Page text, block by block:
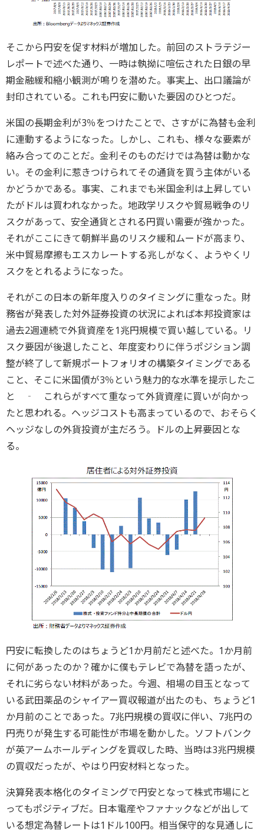
そこから円安を促す材料が増加した。前回のストラテジー
レポートで述べた通り、一時は執拗に喧伝された日銀の早
期金融緩和縮小観測が鳴りを潜めた。事実上、出口議論が
封印されている。これも円安に動いた要因のひとつだ。
米国の長期金利が3％をつけたことで、さすがに為替も金利
に連動するようになった。しかし、これも、様々な要素が
絡み合ってのことだ。金利そのものだけでは為替は動かな
い。その金利に惹きつけられてその通貨を買う主体がいる
かどうかである。事実、これまでも米国金利は上昇してい
たがドルは買われなかった。地政学リスクや貿易戦争のリ
スクがあって、安全通貨とされる円買い需要が強かった。
それがここにきて朝鮮半島のリスク緩和ムードが高まり、
米中貿易摩擦もエスカレートする兆しがなく、ようやくリ
スクをとれるようになった。
それがこの日本の新年度入りのタイミングに重なった。財
務省が発表した対外証券投資の状況によれば本邦投資家は
過去2週連続で外貨資産を1兆円規模で買い越している。リ
スク要因が後退したこと、年度変わりに伴うポジション調
整が終了して新規ポートフォリオの構築タイミングである
こと、そこに米国債が3％という魅力的な水準を提示したこ
と ‐ これらがすべて重なって外貨資産に買いが向かっ
たと思われる。ヘッジコストも高まっているので、おそらく
ヘッジなしの外貨投資が主だろう。ドルの上昇要因とな
る。
円安に転換したのはちょうど1か月前だと述べた。1か月前
に何があったのか？確かに僕もテレビで為替を語ったが、
それに劣らない材料があった。今週、相場の目玉となって
いる武田薬品のシャイアー買収報道が出たのも、ちょうど1
か月前のことであった。7兆円規模の買収に伴い、7兆円の
円売りが発生する可能性が市場を動かした。ソフトバンク
が英アームホールディングを買収した時、当時は3兆円規模
の買収だったが、やはり円安材料となった。
決算発表本格化のタイミングで円安となって株式市場にと
ってもポジティブだ。日本電産やファナックなどが出して
いる想定為替レートは1ドル100円。相当保守的な見通しに